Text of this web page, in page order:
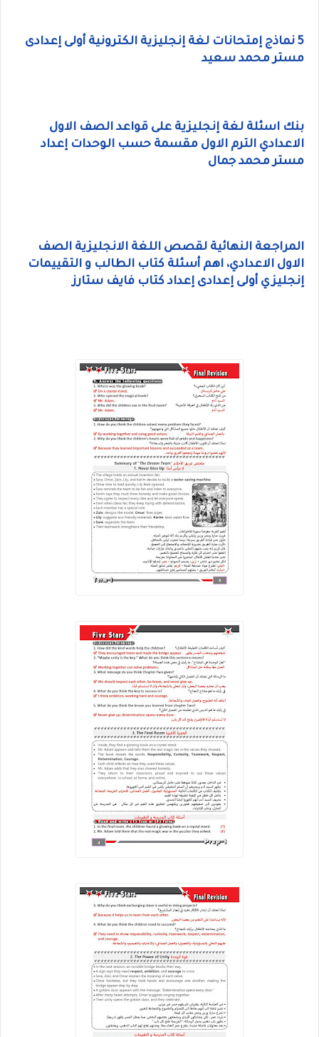
5 نماذج إمتحانات لغة إنجليزية الكترونية أولى إعدادى
مستر محمد سعيد
بنك اسئلة لغة إنجليزية على قواعد الصف الاول
الاعدادي الترم الاول مقسمة حسب الوحدات إعداد
مستر محمد جمال
المراجعة النهائية لقصص اللغة الانجليزية الصف
الاول الاعدادي، اهم أسئلة كتاب الطالب و التقييمات
إنجليزي أولى إعدادى إعداد كتاب فايف ستارز